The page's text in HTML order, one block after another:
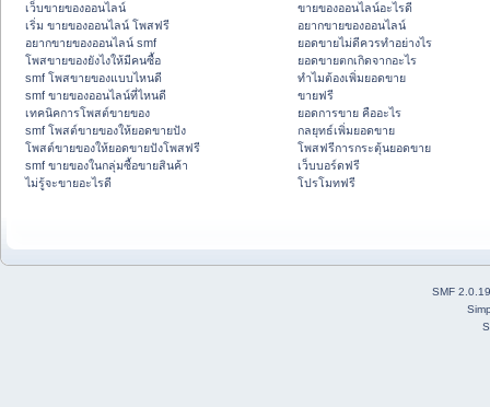
เว็บขายของออนไลน์
เริ่ม ขายของออนไลน์ โพสฟรี
อยากขายของออนไลน์ smf
โพสขายของยังไงให้มีคนซื้อ
smf โพสขายของแบบไหนดี
smf ขายของออนไลน์ที่ไหนดี
เทคนิคการโพสต์ขายของ
smf โพสต์ขายของให้ยอดขายปัง
โพสต์ขายของให้ยอดขายปังโพสฟรี
smf ขายของในกลุ่มซื้อขายสินค้า
ไม่รู้จะขายอะไรดี
ขายของออนไลน์อะไรดี
อยากขายของออนไลน์
ยอดขายไม่ดีควรทำอย่างไร
ยอดขายตกเกิดจากอะไร
ทำไมต้องเพิ่มยอดขาย
ขายฟรี
ยอดการขาย คืออะไร
กลยุทธ์เพิ่มยอดขาย
โพสฟรีการกระตุ้นยอดขาย
เว็บบอร์ดฟรี
โปรโมทฟรี
SMF 2.0.19